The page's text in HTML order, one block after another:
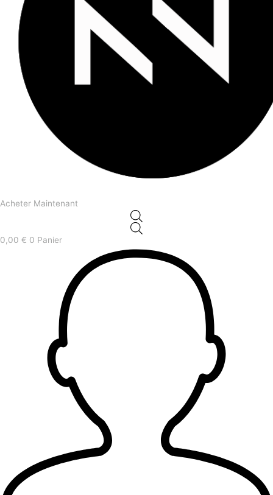
Acheter Maintenant
0,00 € 0 Panier